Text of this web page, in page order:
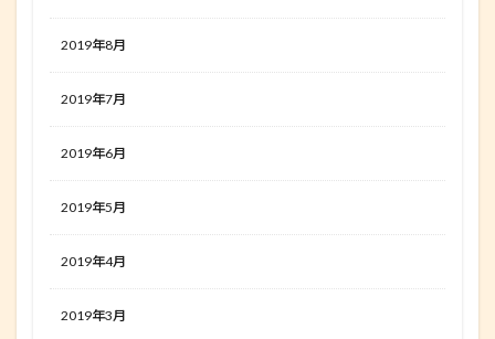
2019年8月
2019年7月
2019年6月
2019年5月
2019年4月
2019年3月